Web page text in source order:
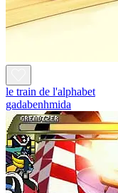
le train de l'alphabet
gadabenhmida